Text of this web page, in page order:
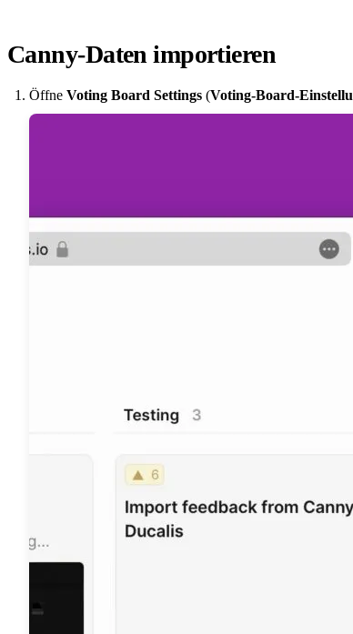
Canny-Daten importieren
Öffne Voting Board Settings (Voting-Board-